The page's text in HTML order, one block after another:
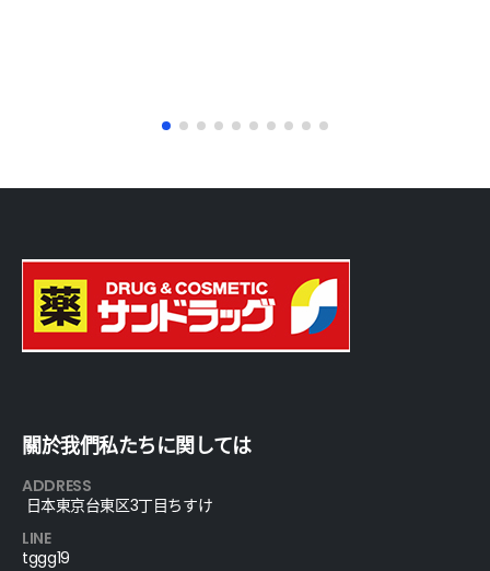
關於我們私たちに関しては
ADDRESS
日本東京台東区3丁目ちすけ
LINE
tggg19